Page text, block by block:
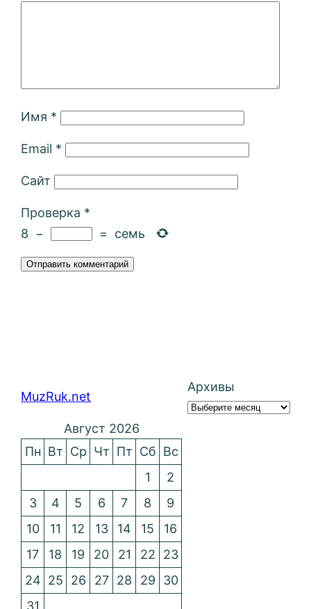
Имя *
Email *
Сайт
Проверка *
8 − = семь
MuzRuk.net
Архивы
Август 2026
Пн Вт Ср Чт Пт Сб Вс
1
2
3
4 5 6 7 8
9
10
11 12 13 14 15
16
17
18 19 20 21 22
23
24 25 26 27 28 29
30